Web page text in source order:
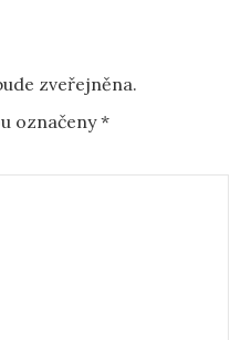
zveřejněna.
označeny*